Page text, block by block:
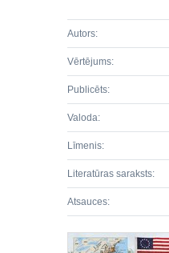
Autors:
Vērtējums:
Publicēts:
Valoda:
Līmenis:
Literatūras saraksts:
Atsauces: